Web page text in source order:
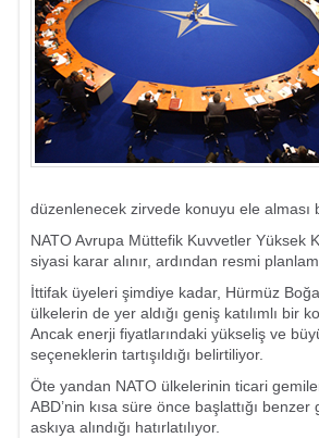
düzenlenecek zirvede konuyu ele alması
NATO Avrupa Müttefik Kuvvetler Yüksek
siyasi karar alınır, ardından resmi
İttifak üyeleri şimdiye kadar, Hürmüz
ülkelerin de yer aldığı geniş katılımlı bir
Ancak enerji fiyatlarındaki yükseliş ve
seçeneklerin tartışıldığı belirtiliyor.
Öte yandan NATO ülkelerinin ticari
ABD’nin kısa süre önce başlattığı
askıya alındığı hatırlatılıyor.